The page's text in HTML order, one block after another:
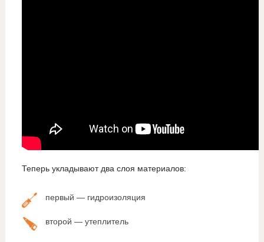
Теперь укладывают два слоя материалов:
первый — гидроизоляция
второй — утеплитель